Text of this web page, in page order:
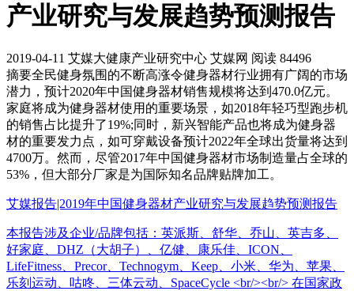
产业研究与发展趋势预测报告
2019-04-11 艾媒大健康产业研究中心 艾媒网 阅读 84496
摘要全民健身氛围的不断高涨令健身器材行业拥有广阔的市场
潜力，预计2020年中国健身器材销售规模将达到470.0亿元。
家庭将成为健身器材使用的重要场景，如2018年轻巧型跑步机
的销售占比提升了19%;同时，新兴智能产品也将成为健身器
材的重要发力点，如可穿戴设备预计2022年全球出货量将达到
4700万。然而，尽管2017年中国健身器材市场制造量占全球的
53%，但大部分厂家是为国际知名品牌贴牌加工。
艾媒报告|2019年中国健身器材产业研究与发展趋势预测报告
本报告涉及企业/品牌包括：英派斯、舒华、乔山、英吉多、
好家庭、DHZ（大胡子）、亿健、康乐佳、ICON、
LifeFitness、Precor、Technogym、Keep、小米、华为、苹果、
乐刻运动、咕咚、三体云动、SpaceCycle <br/><br/> 在国家政